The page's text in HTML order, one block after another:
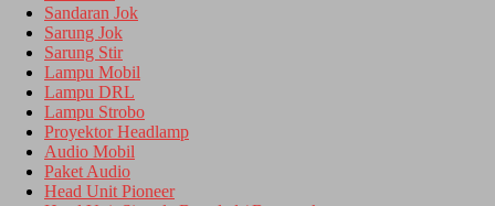
Sandaran Jok
Sarung Jok
Sarung Stir
Lampu Mobil
Lampu DRL
Lampu Strobo
Proyektor Headlamp
Audio Mobil
Paket Audio
Head Unit Pioneer